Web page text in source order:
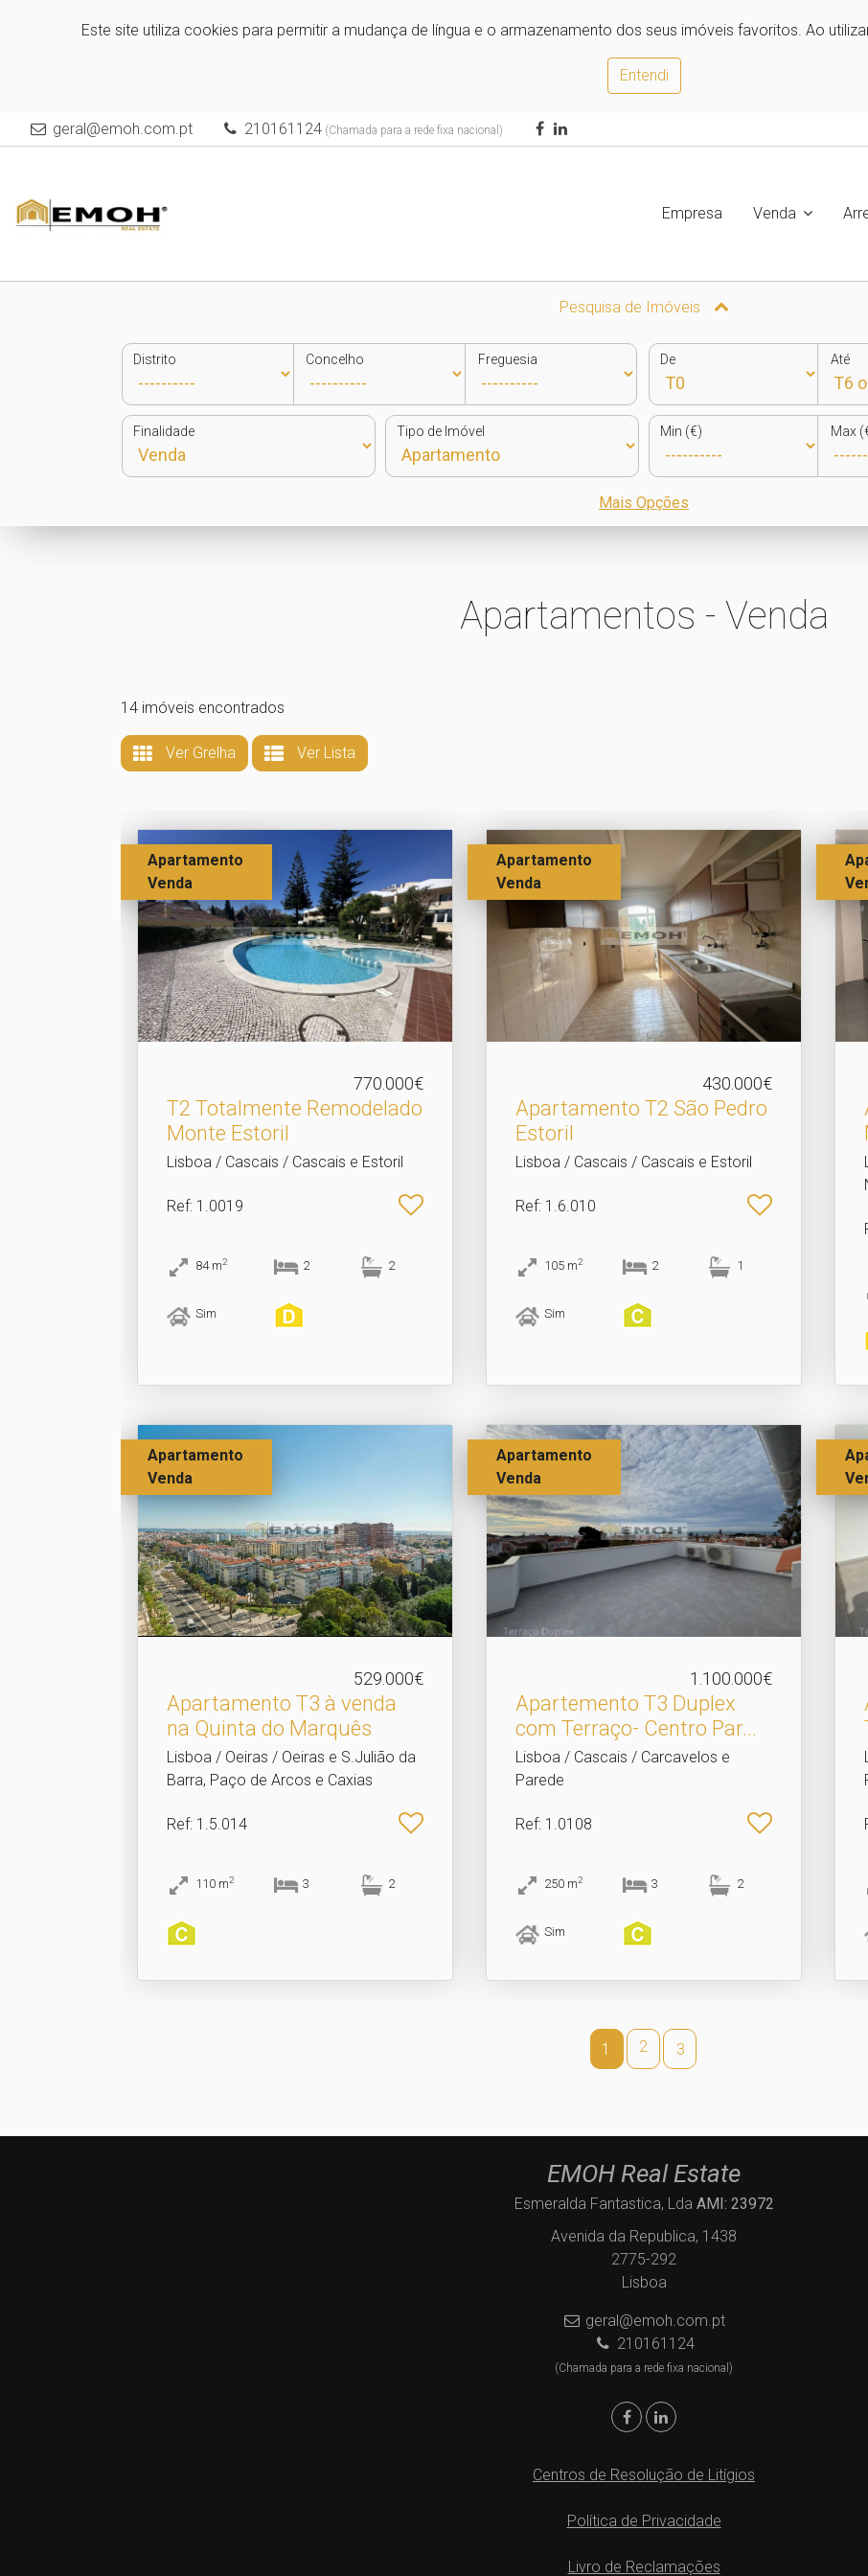
Este site utiliza cookies para permitir a mudança de língua e o armazenamento dos seus imóveis favoritos. Ao
Entendi
geral@emoh.com.pt 210161124 (Chamada para a rede fixa nacional)
Empresa Venda
Pesquisa de Imóveis
Distrito Concelho Freguesia De Até
Finalidade Tipo de Imóvel Min (€) Max
Mais Opções
Apartamentos - Venda
14 imóveis encontrados
Ver Grelha Ver Lista
Apartamento
Venda
770.000€
T2 Totalmente Remodelado
Monte Estoril
Lisboa / Cascais / Cascais e Estoril
Ref: 1.0019
84 m2 2 2
Sim
Apartamento
Venda
430.000€
Apartamento T2 São Pedro
Estoril
Lisboa / Cascais / Cascais e Estoril
Ref: 1.6.010
105 m2 2 1
Sim
Apartamento
Venda
529.000€
Apartamento T3 à venda
na Quinta do Marquês
Lisboa / Oeiras / Oeiras e S.Julião da
Barra, Paço de Arcos e Caxias
Ref: 1.5.014
110 m2 3 2
Apartamento
Venda
1.100.000€
Apartemento T3 Duplex
com Terraço- Centro Par.​..
Lisboa / Cascais / Carcavelos e
Parede
Ref: 1.0108
250 m2 3 2
Sim
1 2 3
EMOH Real Estate
Esmeralda Fantastica, Lda AMI: 23972
Avenida da Republica, 1438
2775-292
Lisboa
geral@emoh.com.pt
210161124
(Chamada para a rede fixa nacional)
Centros de Resolução de Litígios
Política de Privacidade
Livro de Reclamações